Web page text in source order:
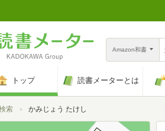
Amazon和書
トップ 読書メーターとは
索 かみじょう たけし